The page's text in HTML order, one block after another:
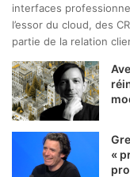
interfaces
l’essor du cloud, des
partie de la relation
«